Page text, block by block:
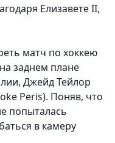
Елизавете II,
матч по хоккею
заднем плане
Джейд Тейлор
Peris). Поняв, что
попыталась
в камеру